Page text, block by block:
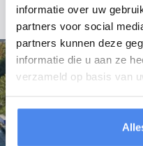
informatie over uw
partners voor social
partners kunnen deze
informatie die u aan ze
verzameld op basis van